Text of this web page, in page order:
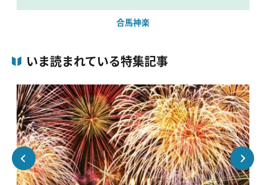
合馬神楽
いま読まれている特集記事